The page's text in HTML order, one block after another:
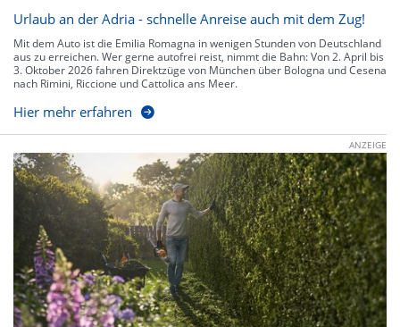
Urlaub an der Adria - schnelle Anreise auch mit dem Zug!
Mit dem Auto ist die Emilia Romagna in wenigen Stunden von Deutschland
aus zu erreichen. Wer gerne autofrei reist, nimmt die Bahn: Von 2. April bis
3. Oktober 2026 fahren Direktzüge von München über Bologna und Cesena
nach Rimini, Riccione und Cattolica ans Meer.
Hier mehr erfahren
ANZEIGE